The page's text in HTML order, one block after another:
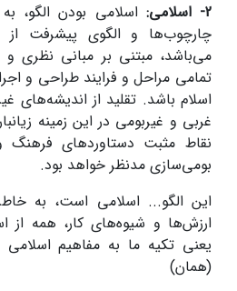
2- اسلامی:
اسلامی بودن الگو،
چارچوب‌ها و الگوی پیشرفت از
می‌باشد، مبتنی بر مبانی نظری
تمامی مراحل و فرایند طراحی و
اسلام باشد. تقلید از اندیشه‌های
غربی و غیر‌بومی در این زمینه
نقاط مثبت دستاوردهای
بومی‌سازی مد‌نظر خواهد بود.
این الگو... اسلامی است، به
ارزش‌ها و شیوه‌های کار، همه از
یعنی تکیه ما به مفاهیم
(همان)